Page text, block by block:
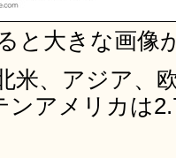
と大きな画像
米、アジア、
ンアメリカは